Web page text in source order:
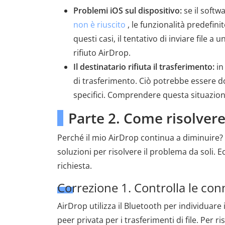
Problemi iOS sul dispositivo:se il
non è riuscito , le funzionalità
questi casi, il tentativo di inviare file a
rifiuto AirDrop.
Il destinatario rifiuta il trasferimento:
di trasferimento. Ciò potrebbe essere
specifici. Comprendere questa
Parte 2. Come
Perché il mio AirDrop continua a
soluzioni per risolvere il problema da soli.
richiesta.
Correzione 1. Controlla le
AirDrop utilizza il Bluetooth per individuare
peer privata per i trasferimenti di file. Per